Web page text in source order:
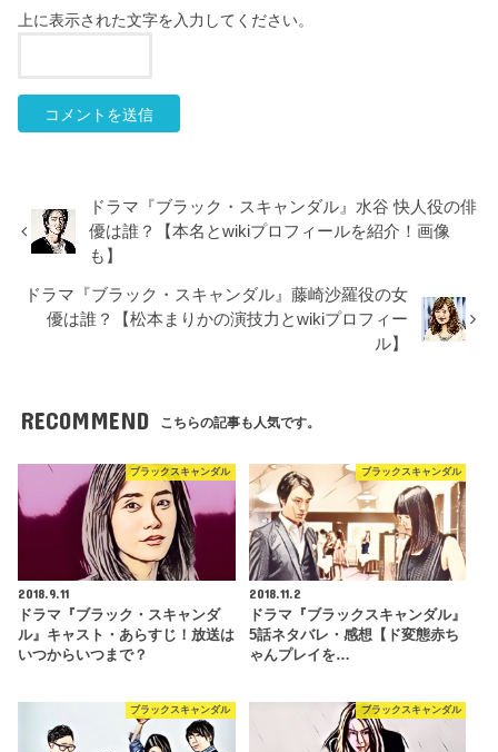
上に表示された文字を入力してください。
ドラマ『ブラック・スキャンダル』水谷 快人役の俳
優は誰？【本名とwikiプロフィールを紹介！画像
も】
ドラマ『ブラック・スキャンダル』藤崎沙羅役の女
優は誰？【松本まりかの演技力とwikiプロフィー
ル】
RECOMMEND こちらの記事も人気です。
ブラックスキャンダル
2018.9.11
ドラマ『ブラック・スキャンダ
ル』キャスト・あらすじ！放送は
いつからいつまで？
ブラックスキャンダル
2018.11.2
ドラマ『ブラックスキャンダル』
5話ネタバレ・感想【ド変態赤ち
ゃんプレイを…
ブラックスキャンダル ブラックスキャンダル